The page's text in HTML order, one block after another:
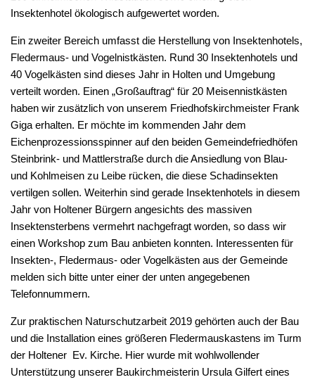
Insektenhotel ökologisch aufgewertet worden.
Ein zweiter Bereich umfasst die Herstellung von Insektenhotels,
Fledermaus- und Vogelnistkästen. Rund 30 Insektenhotels und
40 Vogelkästen sind dieses Jahr in Holten und Umgebung
verteilt worden. Einen „Großauftrag“ für 20 Meisennistkästen
haben wir zusätzlich von unserem Friedhofskirchmeister Frank
Giga erhalten. Er möchte im kommenden Jahr dem
Eichenprozessionsspinner auf den beiden Gemeindefriedhöfen
Steinbrink- und Mattlerstraße durch die Ansiedlung von Blau-
und Kohlmeisen zu Leibe rücken, die diese Schadinsekten
vertilgen sollen. Weiterhin sind gerade Insektenhotels in diesem
Jahr von Holtener Bürgern angesichts des massiven
Insektensterbens vermehrt nachgefragt worden, so dass wir
einen Workshop zum Bau anbieten konnten. Interessenten für
Insekten-, Fledermaus- oder Vogelkästen aus der Gemeinde
melden sich bitte unter einer der unten angegebenen
Telefonnummern.
Zur praktischen Naturschutzarbeit 2019 gehörten auch der Bau
und die Installation eines größeren Fledermauskastens im Turm
der Holtener Ev. Kirche. Hier wurde mit wohlwollender
Unterstützung unserer Baukirchmeisterin Ursula Gilfert eines